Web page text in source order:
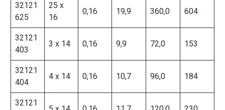
32121
625
25 x
16
0,16 19,9 360,0 604
32121
403
3 x 14 0,16 9,9 72,0 153
32121
404
4 x 14 0,16 10,7 96,0 184
32121